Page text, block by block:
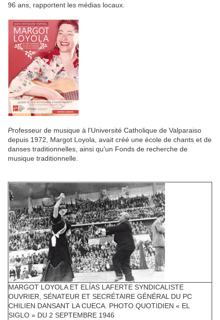
96 ans, rapportent les médias locaux.
Professeur de musique à l'Université Catholique de Valparaiso
depuis 1972, Margot Loyola, avait créé une école de chants et de
danses traditionnelles, ainsi qu'un Fonds de recherche de
musique traditionnelle.
MARGOT LOYOLA ET ELÍAS LAFERTE SYNDICALISTE
OUVRIER, SÉNATEUR ET SECRÉTAIRE GÉNÉRAL DU PC
CHILIEN DANSANT LA CUECA. PHOTO QUOTIDIEN « EL
SIGLO » DU 2 SEPTEMBRE 1946